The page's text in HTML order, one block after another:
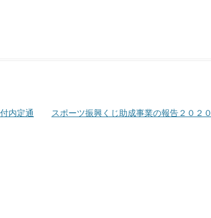
内定通
スポーツ振興くじ助成事業の報告２０２０